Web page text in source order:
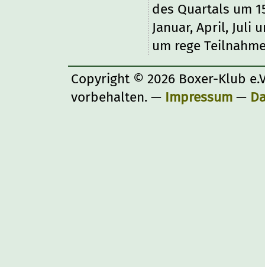
des Quartals um
Januar, April, Juli
um rege
Copyright © 2026 Boxer-Klub
vorbehalten. — Impressum —